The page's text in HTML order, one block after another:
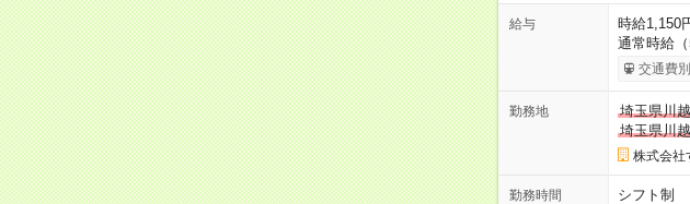
給与
時給1,150
通常時給
交通費
勤務地
埼玉県川
埼玉県川
株式会社
勤務時間
シフト制